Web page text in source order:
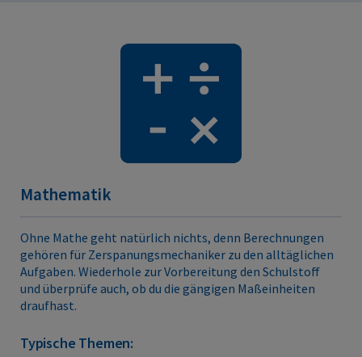
Mathematik
Ohne Mathe geht natürlich nichts, denn Berechnungen
gehören für Zerspanungsmechaniker zu den alltäglichen
Aufgaben. Wiederhole zur Vorbereitung den Schulstoff
und überprüfe auch, ob du die gängigen Maßeinheiten
draufhast.
Typische Themen: